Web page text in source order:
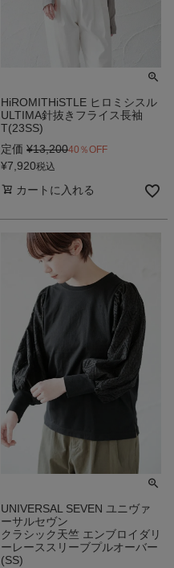
HiROMITHiSTLE ヒロミシスル
ULTIMA針抜きフライス長袖
T(23SS)
定価 ¥13,20040％OFF
¥7,920税込
カートに入れる
UNIVERSAL SEVEN ユニヴァ
ーサルセヴン
クラシック天竺 エンブロイダリ
ーレーススリーブプルオーバー
(SS)